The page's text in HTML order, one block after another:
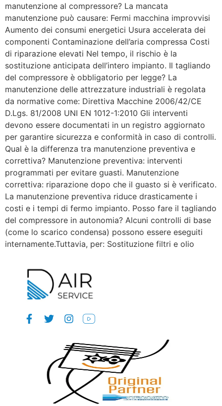
manutenzione al compressore? La mancata
manutenzione può causare: Fermi macchina improvvisi
Aumento dei consumi energetici Usura accelerata dei
componenti Contaminazione dell’aria compressa Costi
di riparazione elevati Nel tempo, il rischio è la
sostituzione anticipata dell’intero impianto. Il tagliando
del compressore è obbligatorio per legge? La
manutenzione delle attrezzature industriali è regolata
da normative come: Direttiva Macchine 2006/42/CE
D.Lgs. 81/2008 UNI EN 1012-1:2010 Gli interventi
devono essere documentati in un registro aggiornato
per garantire sicurezza e conformità in caso di controlli.
Qual è la differenza tra manutenzione preventiva e
correttiva? Manutenzione preventiva: interventi
programmati per evitare guasti. Manutenzione
correttiva: riparazione dopo che il guasto si è verificato.
La manutenzione preventiva riduce drasticamente i
costi e i tempi di fermo impianto. Posso fare il tagliando
del compressore in autonomia? Alcuni controlli di base
(come lo scarico condensa) possono essere eseguiti
internamente.Tuttavia, per: Sostituzione filtri e olio